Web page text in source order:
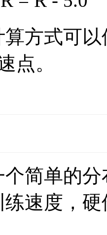
方式可
点。
简单的
速度，